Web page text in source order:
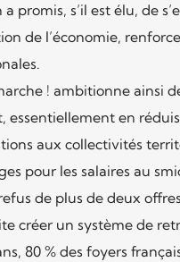
promis, s’il est élu, de
de l’économie,
! ambitionne ainsi
essentiellement en
aux collectivités
pour les salaires au
de plus de deux
créer un système de
80 % des foyers